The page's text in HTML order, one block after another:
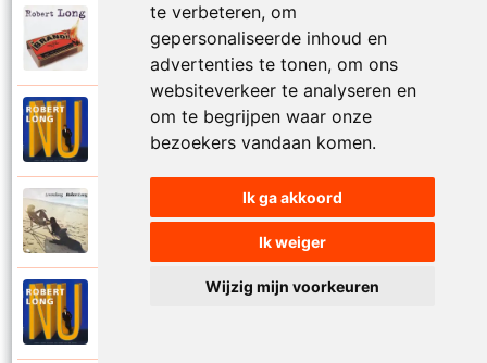
te verbeteren, om
gepersonaliseerde inhoud en
advertenties te tonen, om ons
websiteverkeer te analyseren en
om te begrijpen waar onze
bezoekers vandaan komen.
Ik ga akkoord
Ik weiger
Wijzig mijn voorkeuren
Seizoenen
Robert Long
Robert Long